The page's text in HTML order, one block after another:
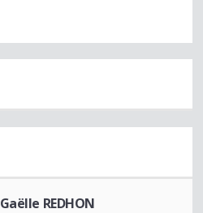
Gaëlle REDHON